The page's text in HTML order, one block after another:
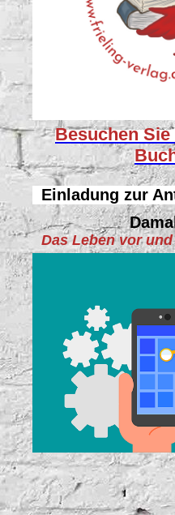
Besuchen
Einladung zur
Das Leben vor